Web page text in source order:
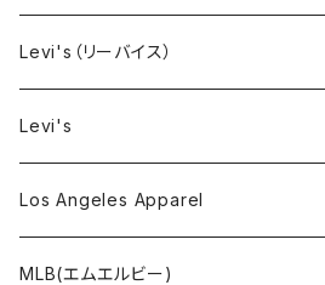
コート
靴下
Levi's（リーバイス）
Levi's
Los Angeles Apparel
MLB(エムエルビー)